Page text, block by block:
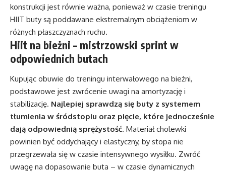
konstrukcji jest równie ważna, ponieważ w czasie treningu
HIIT buty są poddawane ekstremalnym obciążeniom w
różnych płaszczyznach ruchu.
Hiit na bieżni – mistrzowski sprint w
odpowiednich butach
Kupując obuwie do treningu interwałowego na bieżni,
podstawowe jest zwrócenie uwagi na amortyzację i
stabilizację. Najlepiej sprawdzą się buty z systemem
tłumienia w śródstopiu oraz pięcie, które jednocześnie
dają odpowiednią sprężystość. Materiał cholewki
powinien być oddychający i elastyczny, by stopa nie
przegrzewała się w czasie intensywnego wysiłku. Zwróć
uwagę na dopasowanie buta – w czasie dynamicznych